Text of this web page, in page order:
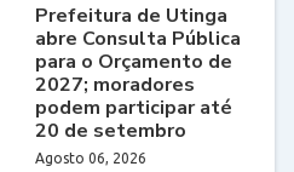
Prefeitura de Utinga
abre Consulta Pública
para o Orçamento de
2027; moradores
podem participar até
20 de setembro
Agosto 06, 2026